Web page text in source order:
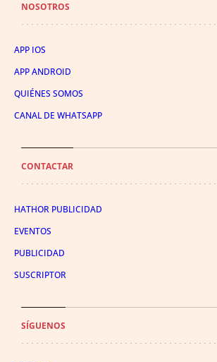
NOSOTROS
APP IOS
APP ANDROID
QUIÉNES SOMOS
CANAL DE WHATSAPP
CONTACTAR
HATHOR PUBLICIDAD
EVENTOS
PUBLICIDAD
SUSCRIPTOR
SÍGUENOS